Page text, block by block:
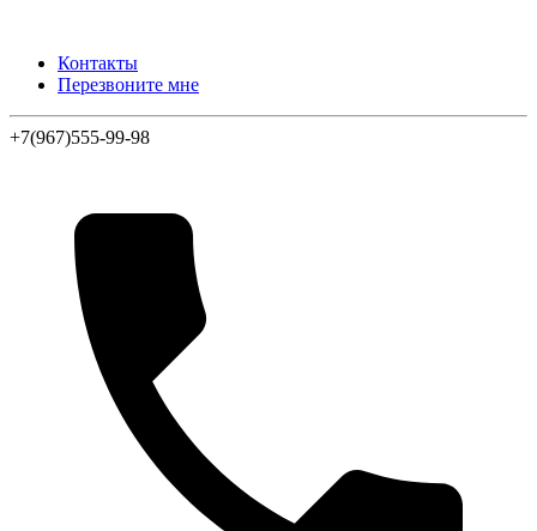
Контакты
Перезвоните мне
+7(967)555-99-98